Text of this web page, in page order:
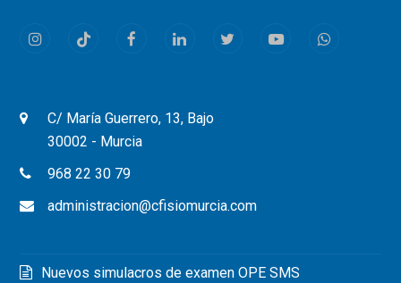
InstagramTiktok FacebookLinkedInTwitterYoutubeWhatsapp
C/ María Guerrero, 13, Bajo
30002 - Murcia
968 22 30 79
administracion@cfisiomurcia.com
Nuevos simulacros de examen OPE SMS